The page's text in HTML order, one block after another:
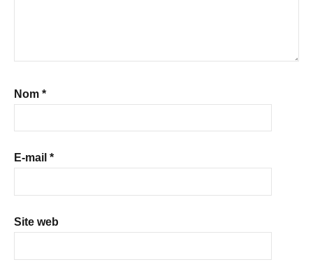
Nom *
E-mail *
Site web